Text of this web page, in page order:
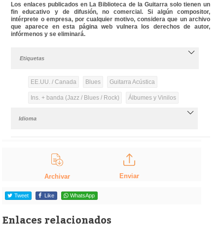
Los enlaces publicados en La Biblioteca de la Guitarra solo tienen un
fin educativo y de difusión, no comercial. Si algún compositor,
intérprete o empresa, por cualquier motivo, considera que un archivo
que aparece en esta página web vulnera los derechos de autor,
infórmenos y se eliminará.
Etiquetas
EE.UU. / Canada Blues Guitarra Acústica
Ins. + banda (Jazz / Blues / Rock) Álbumes y Vinilos
Idioma
Archivar Enviar
Tweet Like WhatsApp
Enlaces relacionados